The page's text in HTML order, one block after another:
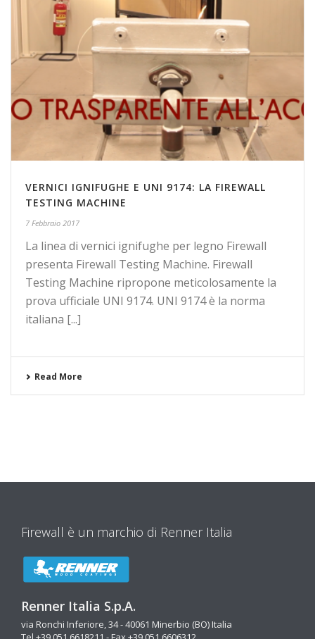
VERNICI IGNIFUGHE E UNI 9174: LA FIREWALL
TESTING MACHINE
7 Febbraio 2017
La linea di vernici ignifughe per legno Firewall
presenta Firewall Testing Machine. Firewall
Testing Machine ripropone meticolosamente la
prova ufficiale UNI 9174. UNI 9174 è la norma
italiana [...]
Read More
Firewall è un marchio di Renner Italia
Renner Italia S.p.A.
via Ronchi Inferiore, 34 - 40061 Minerbio (BO) Italia